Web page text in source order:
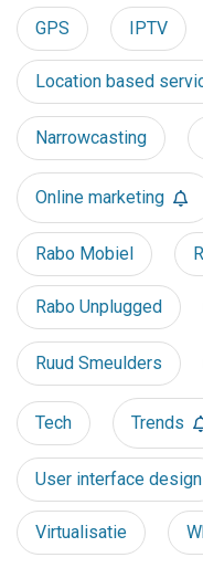
GPS IPTV
Location based
Narrowcasting
Online marketing
Rabo Mobiel
Rabo Unplugged
Ruud Smeulders
Tech Trends
User interface design
Virtualisatie